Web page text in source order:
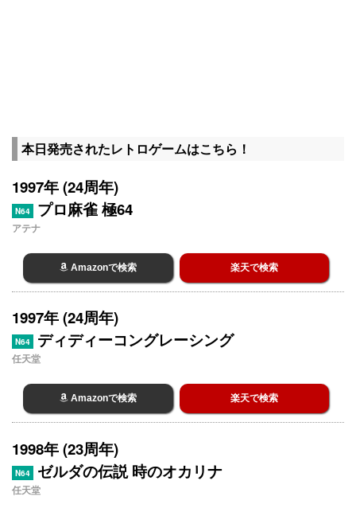
本日発売されたレトロゲームはこちら！
1997年 (24周年)
N64 プロ麻雀 極64
アテナ
Amazonで検索 楽天で検索
1997年 (24周年)
N64 ディディーコングレーシング
任天堂
Amazonで検索 楽天で検索
1998年 (23周年)
N64 ゼルダの伝説 時のオカリナ
任天堂